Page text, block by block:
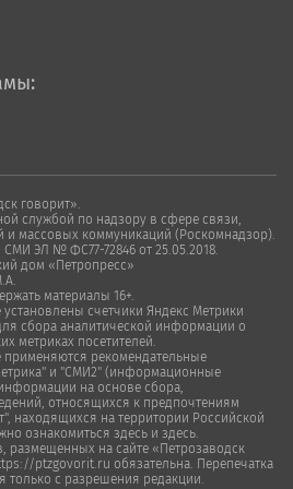
говорит».
службой по надзору в сфере связи,
массовых коммуникаций (Роскомнадзор).
СМИ ЭЛ № ФС77-72846 от 25.05.2018.
дом «Петропресс»
материалы 16+.
счетчики Яндекс Метрики
сбора аналитической информации о
метриках посетителей.
рекомендательные
и "СМИ2" (информационные
на основе сбора,
относящихся к предпочтениям
находящихся на территории Российской
ознакомиться здесь и здесь.
размещенных на сайте «Петрозаводск
ptzgovorit.ru обязательна. Перепечатка
только с разрешения редакции.